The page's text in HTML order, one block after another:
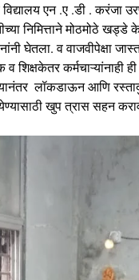
एन .ए .डी . करंजा
निमित्ताने मोठमोठे खड्डे
घेतला. व वाजवीपेक्षा
व शिक्षकेतर
लॉकडाऊन आणि
खुप त्रास सहन